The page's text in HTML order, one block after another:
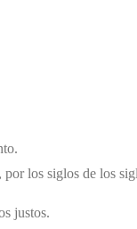
los siglos de los
justos.